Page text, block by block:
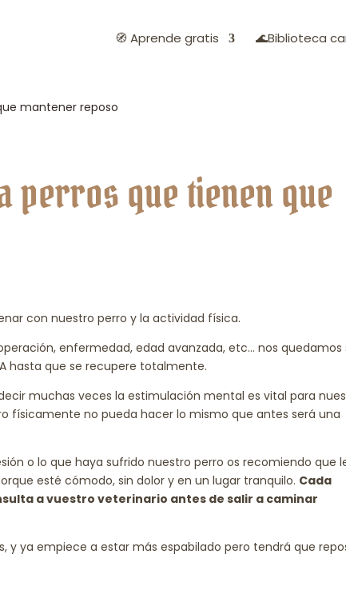
🧭 Aprende gratis 🌊Biblioteca
mantener reposo
perros que tienen que
con nuestro perro y la actividad física.
enfermedad, edad avanzada, etc… nos quedamos
hasta que se recupere totalmente.
muchas veces la estimulación mental es vital para
físicamente no pueda hacer lo mismo que antes será una
o lo que haya sufrido nuestro perro os recomiendo que
esté cómodo, sin dolor y en un lugar tranquilo. Cada
a vuestro veterinario antes de salir a caminar
y ya empiece a estar más espabilado pero tendrá que